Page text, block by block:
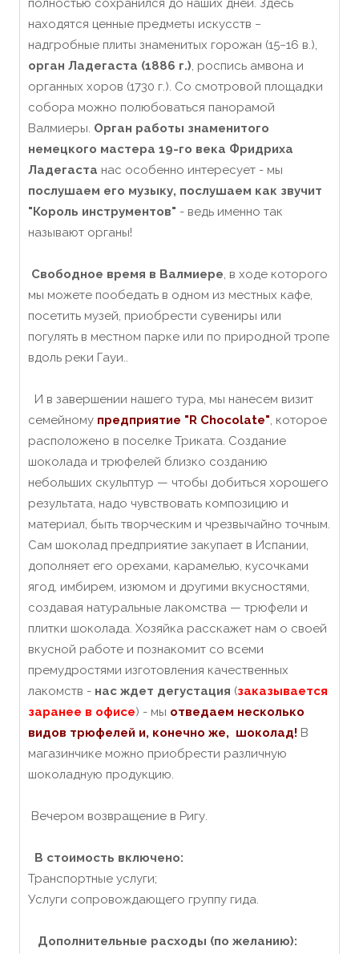
полностью сохранился до наших дней. Здесь
находятся ценные предметы искусств −
надгробные плиты знаменитых горожан (15−16 в.),
орган Ладегаста (1886 г.), роспись амвона и
органных хоров (1730 г.). Со смотровой площадки
собора можно полюбоваться панорамой
Валмиеры. Орган работы знаменитого
немецкого мастера 19-го века Фридриха
Ладегаста нас особенно интересует - мы
послушаем его музыку, послушаем как звучит
"Король инструментов" - ведь именно так
называют органы!
Свободное время в Валмиере, в ходе которого
мы можете пообедать в одном из местных кафе,
посетить музей, приобрести сувениры или
погулять в местном парке или по природной тропе
вдоль реки Гауи..
И в завершении нашего тура, мы нанесем визит
семейному предприятие "R Chocolate", которое
расположено в поселке Триката. Создание
шоколада и трюфелей близко созданию
небольших скульптур — чтобы добиться хорошего
результата, надо чувствовать композицию и
материал, быть творческим и чрезвычайно точным.
Сам шоколад предприятие закупает в Испании,
дополняет его орехами, карамелью, кусочками
ягод, имбирем, изюмом и другими вкусностями,
создавая натуральные лакомства — трюфели и
плитки шоколада. Хозяйка расскажет нам о своей
вкусной работе и познакомит со всеми
премудростями изготовления качественных
лакомств - нас ждет дегустация (заказывается
заранее в офисе) - мы отведаем несколько
видов трюфелей и, конечно же, шоколад! В
магазинчике можно приобрести различную
шоколадную продукцию.
Вечером возвращение в Ригу.
В стоимость включено:
Транспортные услуги;
Услуги сопровождающего группу гида.
Дополнительные расходы (по желанию):